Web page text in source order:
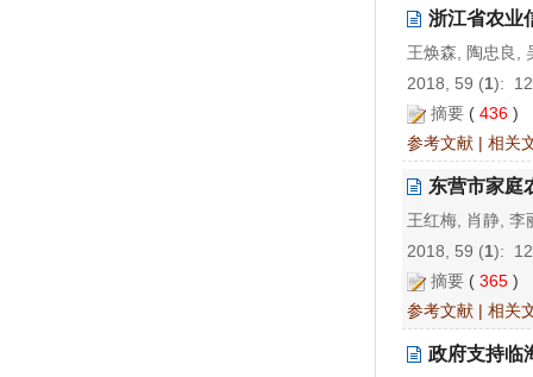
浙江省农业
王焕森, 陶忠良,
2018, 59 (1):
摘要 ( 436 )
参考文献 | 相关
东营市家庭
王红梅, 肖静, 李
2018, 59 (1):
摘要 ( 365 )
参考文献 | 相关
政府支持临